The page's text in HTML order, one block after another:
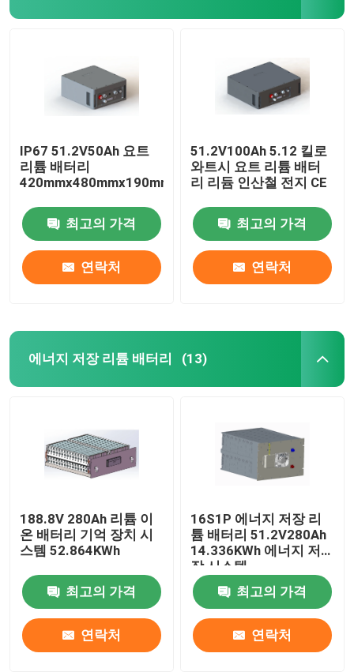
IP67 51.2V50Ah 요트
리튬 배터리
420mmx480mmx190mm
최고의 가격
연락처
51.2V100Ah 5.12 킬로
와트시 요트 리튬 배터
리 리듐 인산철 전지 CE
최고의 가격
연락처
에너지 저장 리튬 배터리 (13)
188.8V 280Ah 리튬 이
온 배터리 기억 장치 시
스템 52.864KWh
최고의 가격
연락처
16S1P 에너지 저장 리
튬 배터리 51.2V280Ah
14.336KWh 에너지 저
장 시스템
최고의 가격
연락처